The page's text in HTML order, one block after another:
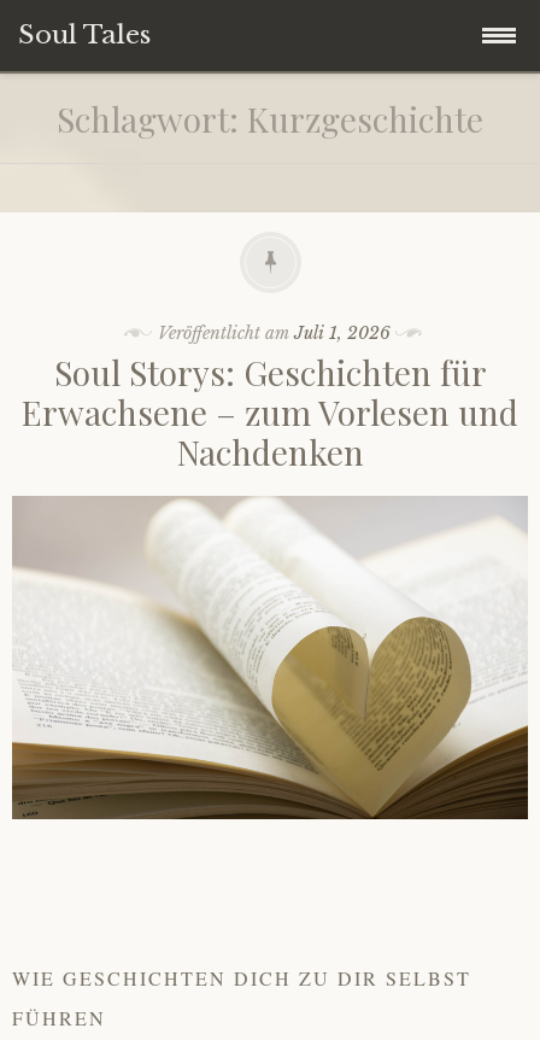
Soul Tales
Zum
Inhalt
Home
Soul People
Spirituelles Storytelling
About
Contact
Schlagwort: Kurzgeschichte
Veröffentlicht amJuli 1, 2026
Soul Storys: Geschichten für
Erwachsene – zum Vorlesen und
Nachdenken
WIE GESCHICHTEN DICH ZU DIR SELBST
FÜHREN